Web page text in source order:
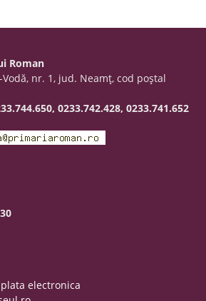
Roman
Vodă, nr. 1, jud. Neamţ, cod poştal
0233.742.428, 0233.741.652
electronica